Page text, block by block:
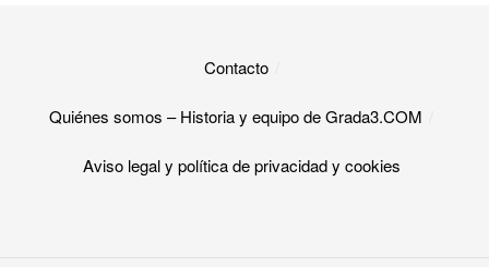
Contacto
Quiénes somos – Historia y equipo de Grada3.COM
Aviso legal y política de privacidad y cookies​